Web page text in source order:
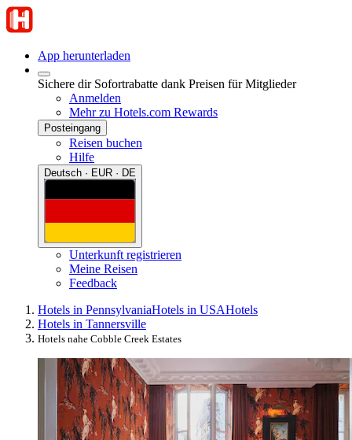
App herunterladen
Sichere dir Sofortrabatte dank Preisen für Mitglieder
Anmelden
Mehr zu Hotels.com Rewards
Posteingang
Reisen buchen
Hilfe
Deutsch · EUR · DE
Unterkunft registrieren
Meine Reisen
Feedback
Hotels in PennsylvaniaHotels in USAHotels
Hotels in Tannersville
Hotels nahe Cobble Creek Estates